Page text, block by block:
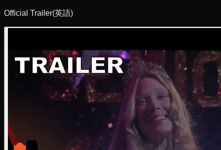
Official Trailer(英語)